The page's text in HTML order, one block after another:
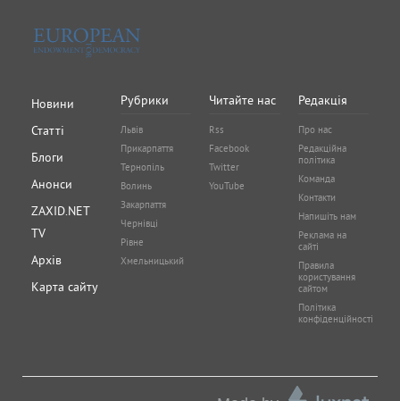
Новини
Статті
Блоги
Анонси
ZAXID.NET
TV
Архів
Карта сайту
Рубрики
Львів
Прикарпаття
Тернопіль
Волинь
Закарпаття
Чернівці
Рівне
Хмельницький
Читайте нас
Rss
Facebook
Twitter
YouTube
Редакція
Про нас
Редакційна
політика
Команда
Контакти
Напишіть нам
Реклама на
сайті
Правила
користування
сайтом
Політика
конфіденційності